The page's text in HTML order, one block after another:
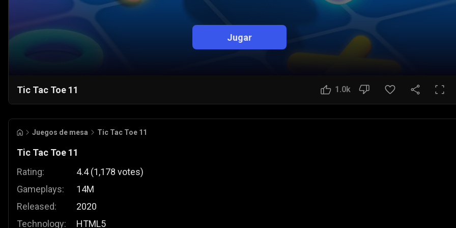
Jugar
Tic Tac Toe 11 1.0k
Juegos de mesa Tic Tac Toe 11
Tic Tac Toe 11
Rating:
Gameplays:
Released:
Technology:
4.4 (1,178 votes)
14M
2020
HTML5